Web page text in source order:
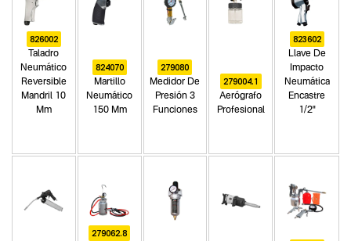
826002
Taladro
Neumático
Reversible
Mandril 10
Mm
824070
Martillo
Neumático
150 Mm
279080
Medidor De
Presión 3
Funciones
279004.1
Aerógrafo
Profesional
823602
Llave De
Impacto
Neumática
Encastre
1/2"
279062.8